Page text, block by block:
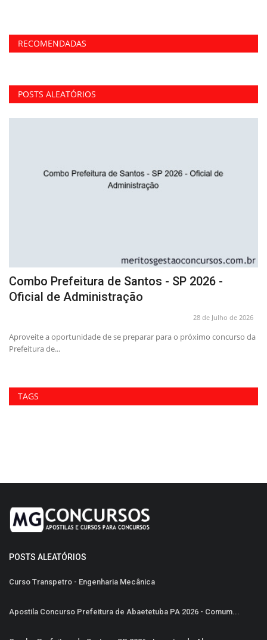
RECOMENDADAS
POSTS ALEATÓRIOS
Combo Prefeitura de Santos - SP 2026 -
Oficial de Administração
28 de Julho de 2026
Aproveite a oportunidade de se preparar para o próximo concurso da
Prefeitura de...
TAGS
POSTS ALEATÓRIOS
Curso Transpetro - Engenharia Mecânica
Apostila Concurso Prefeitura de Abaetetuba PA 2026 - Comum...